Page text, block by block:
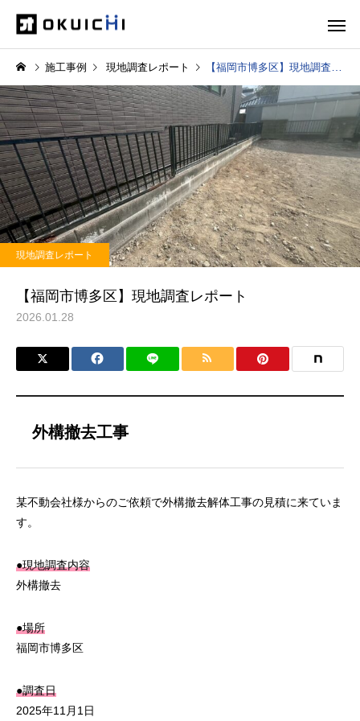
施工事例 現地調査レポート 【福岡市博多区】現地調査レポート
現地調査レポート
【福岡市博多区】現地調査レポート
2026.01.28
外構撤去工事
某不動会社様からのご依頼で外構撤去解体工事の見積に来ていま
す。
●現地調査内容
外構撤去
●場所
福岡市博多区
●調査日
2025年11月1日